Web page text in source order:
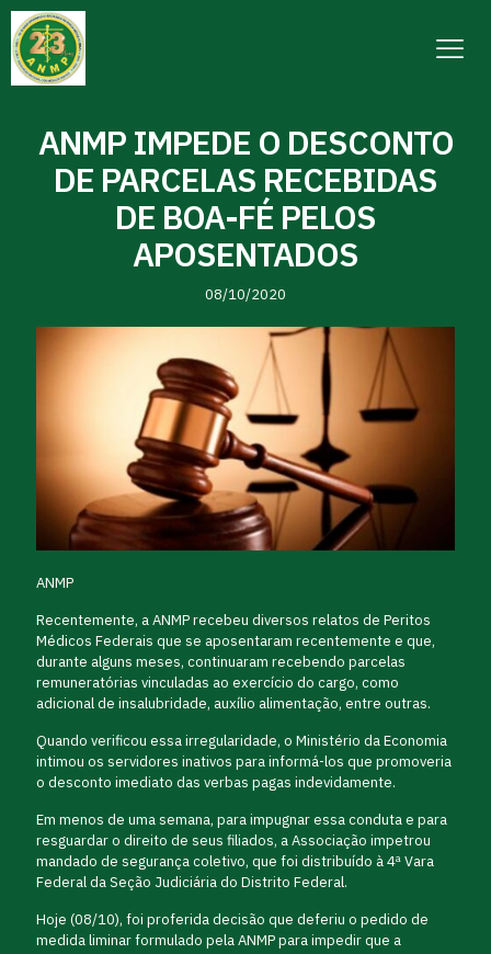
ANMP IMPEDE O DESCONTO
DE PARCELAS RECEBIDAS
DE BOA-FÉ PELOS
APOSENTADOS
08/10/2020
ANMP
Recentemente, a ANMP recebeu diversos relatos de Peritos
Médicos Federais que se aposentaram recentemente e que,
durante alguns meses, continuaram recebendo parcelas
remuneratórias vinculadas ao exercício do cargo, como
adicional de insalubridade, auxílio alimentação, entre outras.
Quando verificou essa irregularidade, o Ministério da Economia
intimou os servidores inativos para informá-los que promoveria
o desconto imediato das verbas pagas indevidamente.
Em menos de uma semana, para impugnar essa conduta e para
resguardar o direito de seus filiados, a Associação impetrou
mandado de segurança coletivo, que foi distribuído à 4ª Vara
Federal da Seção Judiciária do Distrito Federal.
Hoje (08/10), foi proferida decisão que deferiu o pedido de
medida liminar formulado pela ANMP para impedir que a